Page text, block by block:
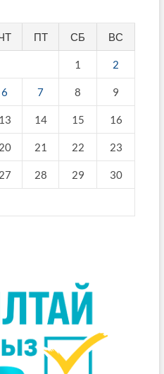
ПТ СБ ВС
1 2
6 7 8 9
13 14 15 16
20 21 22 23
27 28 29 30